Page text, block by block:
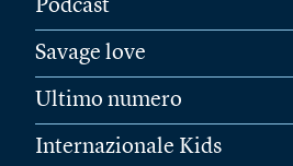
Podcast
Savage love
Ultimo numero
Internazionale Kids